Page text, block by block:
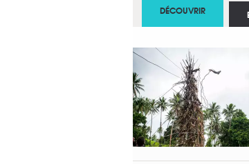
DÉCOUVRIR